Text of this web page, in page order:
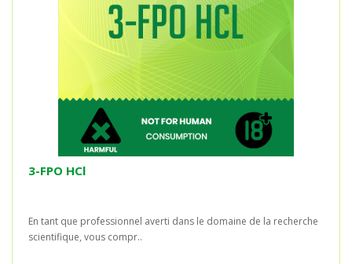
3-FPO HCl
En tant que professionnel averti dans le domaine de la recherche
scientifique, vous compr..